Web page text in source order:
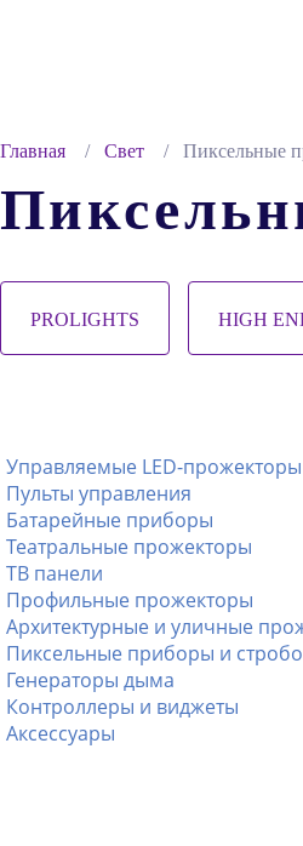
Главная Свет Пиксельные
PROLIGHTS HIGH
Управляемые LED-прожекторы
Пульты управления
Батарейные приборы
Театральные прожекторы
ТВ панели
Профильные прожекторы
Архитектурные и уличные
Пиксельные приборы и
Генераторы дыма
Контроллеры и виджеты
Аксессуары